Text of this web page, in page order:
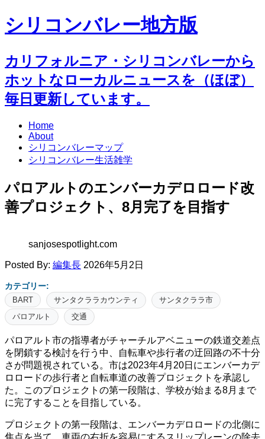
シリコンバレー地方版
カリフォルニア・シリコンバレーから
ホットなローカルニュースを（ほぼ）
毎日更新しています。
Home
About
シリコンバレーマップ
シリコンバレー生活雑学
パロアルトのエンバーカデロロード改
善プロジェクト、8月完了を目指す
sanjosespotlight.com
Posted By: 編集長 2026年5月2日
カテゴリー:
BART サンタクララカウンティ
サンタクララ市
パロアルト
交通
パロアルト市の指導者がチャーチルアベニューの鉄道交差点
を閉鎖する検討を行う中、自転車や歩行者の迂回路の不十分
さが問題視されている。市は2023年4月20日にエンバーカデ
ロロードの歩行者と自転車道の改善プロジェクトを承認し
た。このプロジェクトの第一段階は、学校が始まる8月まで
に完了することを目指している。
プロジェクトの第一段階は、エンバーカデロロードの北側に
焦点を当て、車両の右折を容易にするスリップレーンの除去